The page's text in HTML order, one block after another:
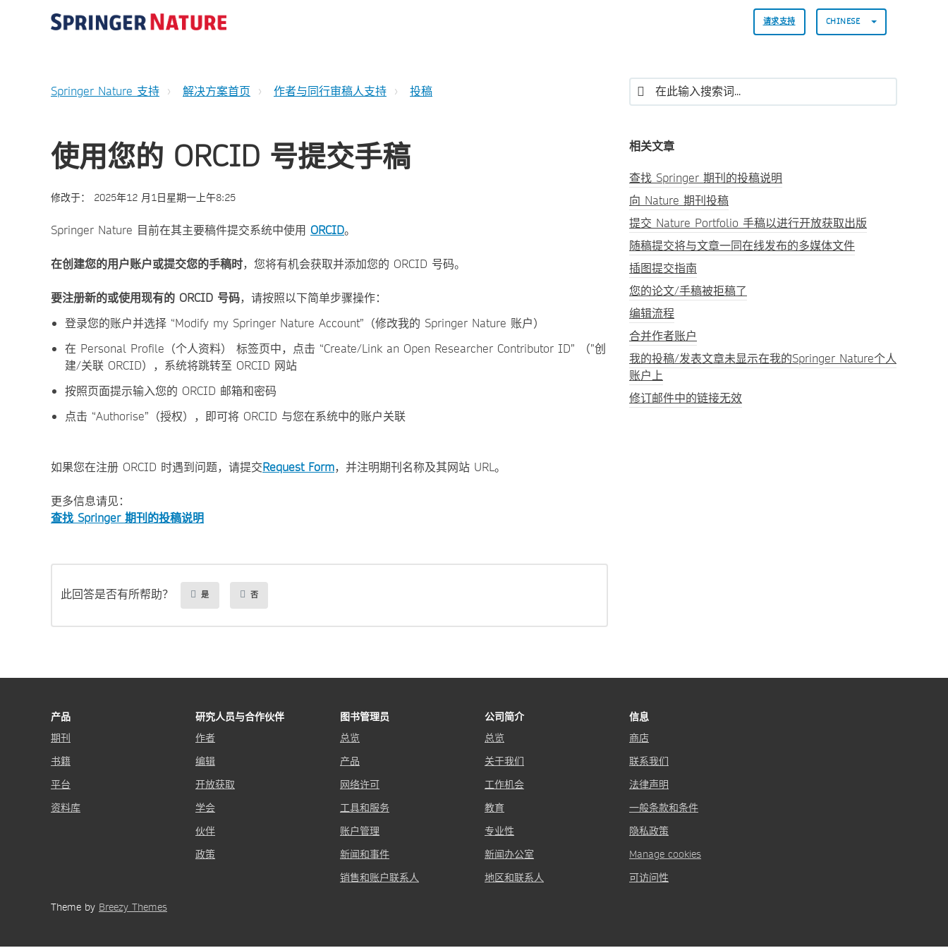
请求支持 CHINESE
Springer Nature 支持 解决方案首页 作者与同行审稿人支持 投稿
使用您的 ORCID 号提交手稿
修改于： 2025年12 月1日星期一上午8:25
Springer Nature 目前在其主要稿件提交系统中使用 ORCID。
在创建您的用户账户或提交您的手稿时，您将有机会获取并添加您的 ORCID 号码。
要注册新的或使用现有的 ORCID 号码，请按照以下简单步骤操作：
登录您的账户并选择 “Modify my Springer Nature Account”（修改我的 Springer Nature 账户）
在 Personal Profile（个人资料） 标签页中，点击 “Create/Link an Open Researcher Contributor ID” （”创
建/关联 ORCID），系统将跳转至 ORCID 网站
按照页面提示输入您的 ORCID 邮箱和密码
点击 “Authorise”（授权），即可将 ORCID 与您在系统中的账户关联
如果您在注册 ORCID 时遇到问题，请提交Request Form，并注明期刊名称及其网站 URL。
更多信息请见：
查找 Springer 期刊的投稿说明
此回答是否有所帮助？ 是 否
相关文章
查找 Springer 期刊的投稿说明
向 Nature 期刊投稿
提交 Nature Portfolio 手稿以进行开放获取出版
随稿提交将与文章一同在线发布的多媒体文件
插图提交指南
您的论文/手稿被拒稿了
编辑流程
合并作者账户
我的投稿/发表文章未显示在我的Springer Nature个人
账户上
修订邮件中的链接无效
产品
期刊
书籍
平台
资料库
研究人员与合作伙伴
作者
编辑
开放获取
学会
伙伴
政策
图书管理员
总览
产品
网络许可
工具和服务
账户管理
新闻和事件
销售和账户联系人
公司简介
总览
关于我们
工作机会
教育
专业性
新闻办公室
地区和联系人
信息
商店
联系我们
法律声明
一般条款和条件
隐私政策
Manage cookies
可访问性
Theme by Breezy Themes